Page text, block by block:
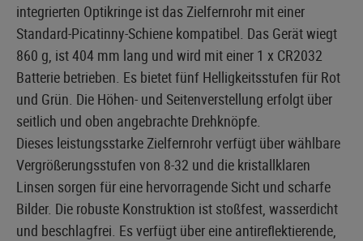
integrierten Optikringe ist das Zielfernrohr mit einer
Standard-Picatinny-Schiene kompatibel. Das Gerät wiegt
860 g, ist 404 mm lang und wird mit einer 1 x CR2032
Batterie betrieben. Es bietet fünf Helligkeitsstufen für Rot
und Grün. Die Höhen- und Seitenverstellung erfolgt über
seitlich und oben angebrachte Drehknöpfe.
Dieses leistungsstarke Zielfernrohr verfügt über wählbare
Vergrößerungsstufen von 8-32 und die kristallklaren
Linsen sorgen für eine hervorragende Sicht und scharfe
Bilder. Die robuste Konstruktion ist stoßfest, wasserdicht
und beschlagfrei. Es verfügt über eine antireflektierende,